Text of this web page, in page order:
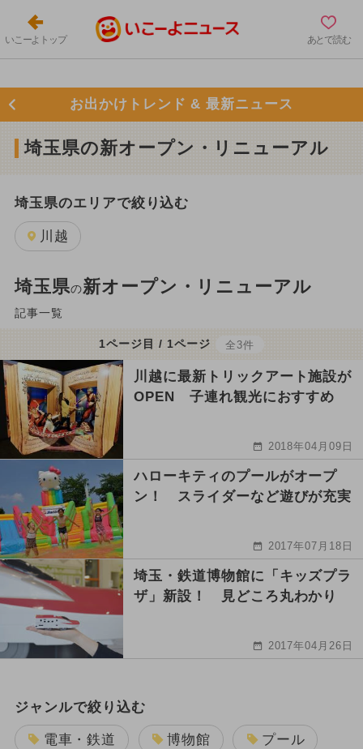
いこーよトップ あとで読む
お出かけトレンド & 最新ニュース
埼玉県の新オープン・リニューアル
埼玉県のエリアで絞り込む
川越
埼玉県の新オープン・リニューアル
記事一覧
1ページ目 / 1ページ 全3件
川越に最新トリックアート施設が
OPEN 子連れ観光におすすめ
2018年04月09日
ハローキティのプールがオープ
ン！ スライダーなど遊びが充実
2017年07月18日
埼玉・鉄道博物館に「キッズプラ
ザ」新設！ 見どころ丸わかり
2017年04月26日
ジャンルで絞り込む
電車・鉄道 博物館 プール